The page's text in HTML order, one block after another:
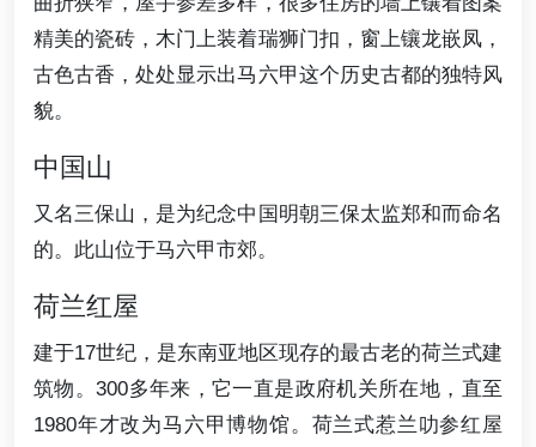
精美的瓷砖，木门上装着瑞狮门扣，窗上镶龙嵌凤，
古色古香，处处显示出马六甲这个历史古都的独特风
貌。
中国山
又名三保山，是为纪念中国明朝三保太监郑和而命名
的。此山位于马六甲市郊。
荷兰红屋
建于17世纪，是东南亚地区现存的最古老的荷兰式建
筑物。300多年来，它一直是政府机关所在地，直至
1980年才改为马六甲博物馆。荷兰式惹兰叻参红屋